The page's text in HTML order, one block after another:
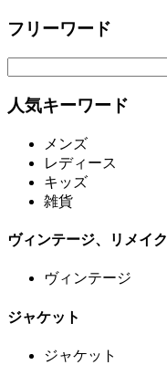
フリーワード
人気キーワード
メンズ
レディース
キッズ
雑貨
ヴィンテージ、リメイク
ヴィンテージ
ジャケット
ジャケット